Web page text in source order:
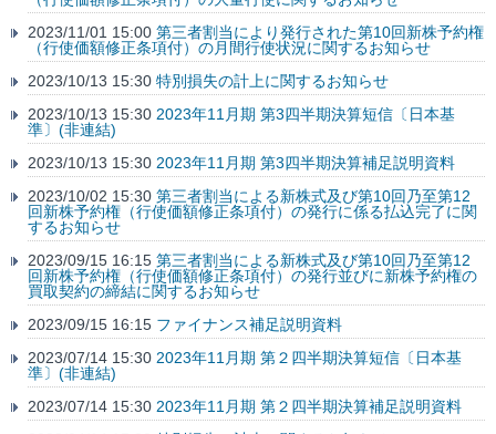
2023/11/01 15:00 第三者割当により発行された第10回新株予約権
（行使価額修正条項付）の月間行使状況に関するお知らせ
2023/10/13 15:30 特別損失の計上に関するお知らせ
2023/10/13 15:30 2023年11月期 第3四半期決算短信〔日本基
準〕(非連結)
2023/10/13 15:30 2023年11月期 第3四半期決算補足説明資料
2023/10/02 15:30 第三者割当による新株式及び第10回乃至第12
回新株予約権（行使価額修正条項付）の発行に係る払込完了に関
するお知らせ
2023/09/15 16:15 第三者割当による新株式及び第10回乃至第12
回新株予約権（行使価額修正条項付）の発行並びに新株予約権の
買取契約の締結に関するお知らせ
2023/09/15 16:15 ファイナンス補足説明資料
2023/07/14 15:30 2023年11月期 第２四半期決算短信〔日本基
準〕(非連結)
2023/07/14 15:30 2023年11月期 第２四半期決算補足説明資料